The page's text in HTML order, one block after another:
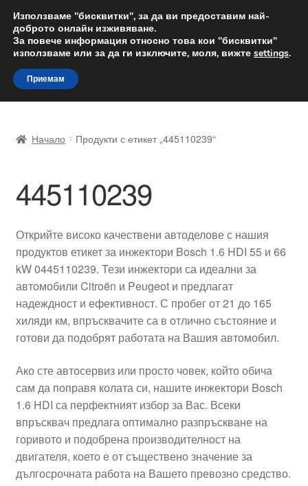
ДОСТАВКА от 12 лв.
Доставка по целия свят
Skip
to
navigation
Skip
to
content
Доставка по целия свят
Жалби
Количка
Контакт
Моята сметка
Плащанията
Политика за поверителност
Правила и условия
Процедура за рекламации
Начало Продукти с етикет „445110239“
445110239
Открийте високо качествени автоделове с нашия
продуктов етикет за инжектори Bosch 1.6 HDI 55 и 66
kW 0445110239. Тези инжектори са идеални за
автомобили Citroën и Peugeot и предлагат
надеждност и ефективност. С пробег от 21 до 165
хиляди км, впръсквачите са в отлично състояние и
готови да подобрят работата на Вашия автомобил.
Ако сте автосервиз или просто човек, който обича
сам да поправя колата си, нашите инжектори Bosch
1.6 HDI са перфектният избор за Вас. Всеки
впръсквач предлага оптимално разпръскване на
горивото и подобрена производителност на
двигателя, което е от съществено значение за
дългосрочната работа на Вашето превозно средство.
Използваме "бисквитки", за да ви предоставим най-
доброто онлайн изживяване.
За повече информация относно това кои "бисквитки"
използваме или за да ги изключите, моля, вижте settings.
Приемам